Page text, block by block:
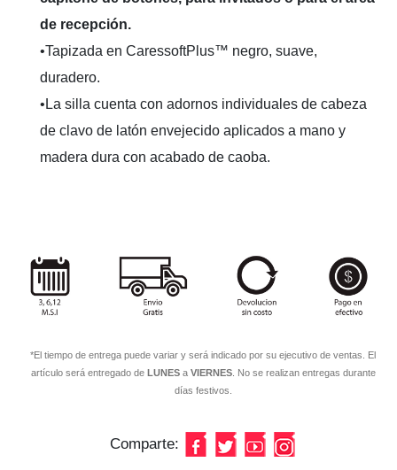
de recepción.
•Tapizada en CaressoftPlus™ negro, suave,
duradero.
•La silla cuenta con adornos individuales de cabeza
de clavo de latón envejecido aplicados a mano y
madera dura con acabado de caoba.
*El tiempo de entrega puede variar y será indicado por su ejecutivo de ventas. El
artículo será entregado de LUNESa VIERNES. No se realizan entregas durante
días festivos.
Comparte: